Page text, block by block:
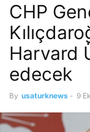
CHP
Harvard
edecek
By usaturknews - 9